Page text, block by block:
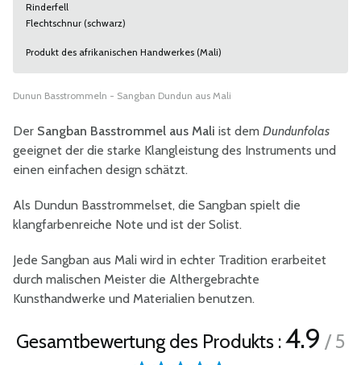
Rinderfell
Flechtschnur (schwarz)
Produkt des afrikanischen Handwerkes (Mali)
Dunun Basstrommeln - Sangban Dundun aus Mali
Der Sangban Basstrommel aus Mali ist dem Dundunfolas
geeignet der die starke Klangleistung des Instruments und
einen einfachen design schätzt.
Als Dundun Basstrommelset, die Sangban spielt die
klangfarbenreiche Note und ist der Solist.
Jede Sangban aus Mali wird in echter Tradition erarbeitet
durch malischen Meister die Althergebrachte
Kunsthandwerke und Materialien benutzen.
Gesamtbewertung des Produkts :4.9 / 5